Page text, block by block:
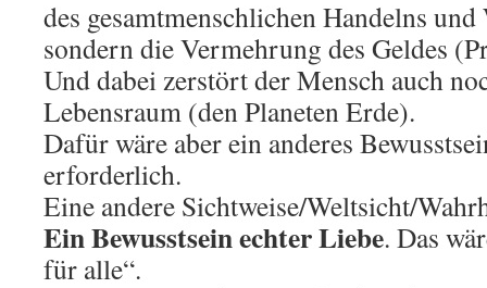
des gesamtmenschlichen Handelns
sondern die Vermehrung des Geldes
Und dabei zerstört der Mensch auch
Lebensraum (den Planeten Erde).
Dafür wäre aber ein anderes
erforderlich.
Eine andere Sichtweise/Weltsicht/
Ein Bewusstsein echter Liebe. Das
für alle“.